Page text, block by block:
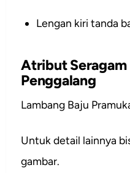
Lengan kiri tanda
Atribut Seragam
Penggalang
Lambang Baju
Untuk detail lainnya
gambar.